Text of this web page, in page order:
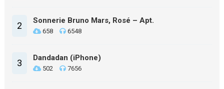
2 Sonnerie Bruno Mars, Rosé – Apt.
658 6548
3 Dandadan (iPhone)
502 7656